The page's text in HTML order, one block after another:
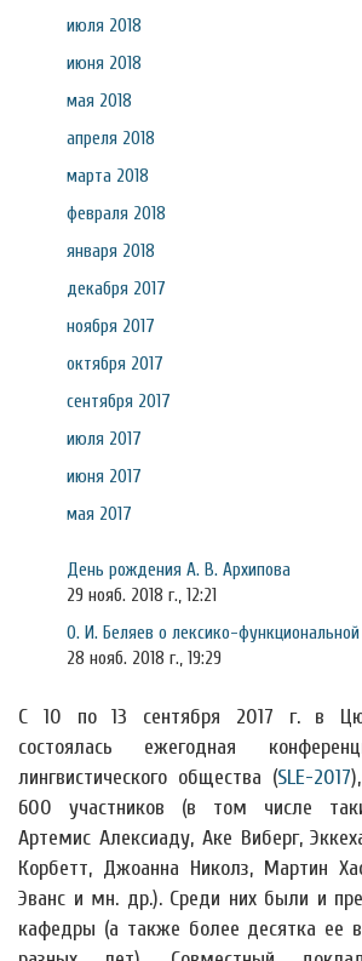
июля 2018
июня 2018
мая 2018
апреля 2018
марта 2018
февраля 2018
января 2018
декабря 2017
ноября 2017
октября 2017
сентября 2017
июля 2017
июня 2017
мая 2017
День рождения А. В. Архипова
29 нояб. 2018 г., 12:21
О. И. Беляев о лексико-
28 нояб. 2018 г., 19:29
С 10 по 13 сентября 2017 г. в
состоялась ежегодная
лингвистического общества (SLE-2017
600 участников (в том числе
Артемис Алексиаду, Аке Виберг,
Корбетт, Джоанна Николз, Мартин
Эванс и мн. др.). Среди них были и
кафедры (а также более десятка ее